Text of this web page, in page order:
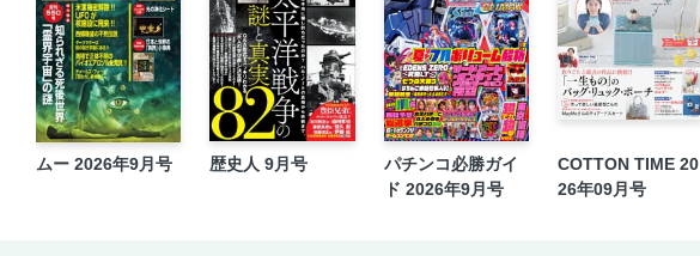
ムー 2026年9月号 歴史人 9月号
パチンコ必勝ガイ
ド 2026年9月号
COTTON TIME 20
26年09月号